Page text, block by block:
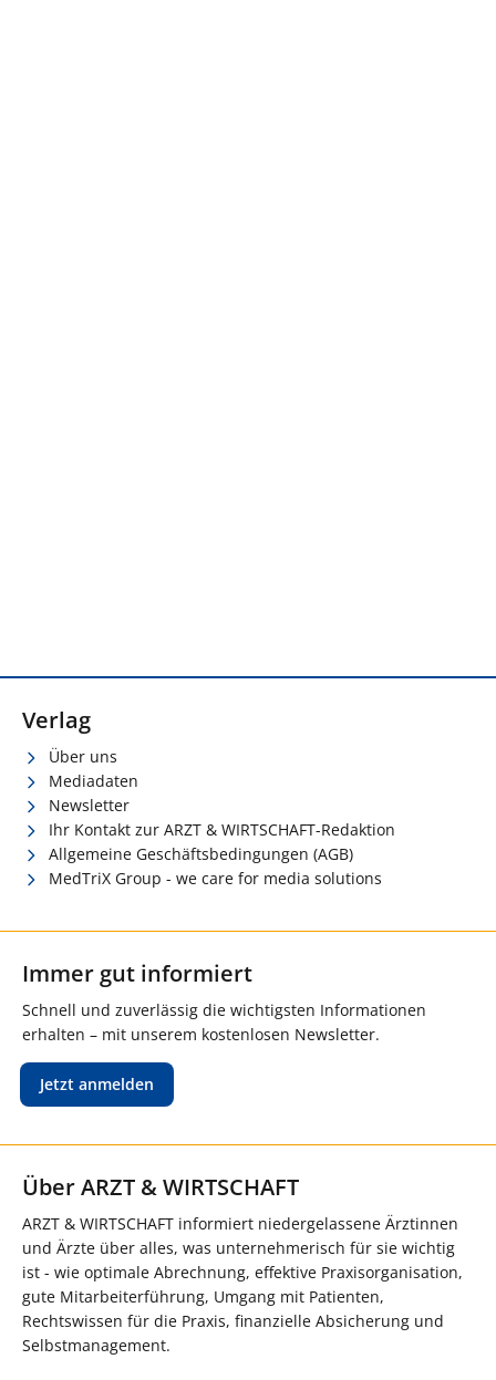
Verlag
Über uns
Mediadaten
Newsletter
Ihr Kontakt zur ARZT & WIRTSCHAFT-Redaktion
Allgemeine Geschäftsbedingungen (AGB)
MedTriX Group - we care for media solutions
Immer gut informiert
Schnell und zuverlässig die wichtigsten Informationen
erhalten – mit unserem kostenlosen Newsletter.
Jetzt anmelden
Über ARZT & WIRTSCHAFT
ARZT & WIRTSCHAFT informiert niedergelassene Ärztinnen
und Ärzte über alles, was unternehmerisch für sie wichtig
ist - wie optimale Abrechnung, effektive Praxisorganisation,
gute Mitarbeiterführung, Umgang mit Patienten,
Rechtswissen für die Praxis, finanzielle Absicherung und
Selbstmanagement.